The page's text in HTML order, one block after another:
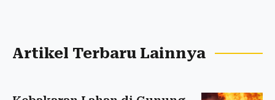
Artikel Terbaru Lainnya